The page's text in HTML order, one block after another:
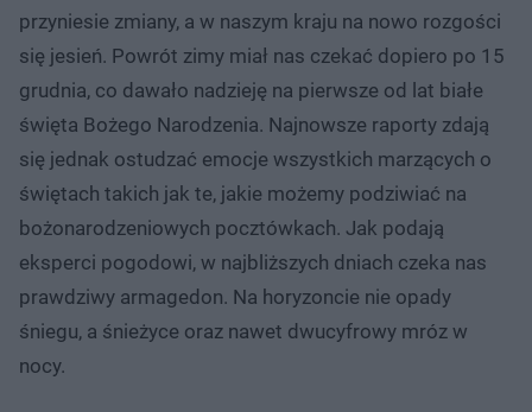
przyniesie zmiany, a w naszym kraju na nowo rozgości
się jesień. Powrót zimy miał nas czekać dopiero po 15
grudnia, co dawało nadzieję na pierwsze od lat białe
święta Bożego Narodzenia. Najnowsze raporty zdają
się jednak ostudzać emocje wszystkich marzących o
świętach takich jak te, jakie możemy podziwiać na
bożonarodzeniowych pocztówkach. Jak podają
eksperci pogodowi, w najbliższych dniach czeka nas
prawdziwy armagedon. Na horyzoncie nie opady
śniegu, a śnieżyce oraz nawet dwucyfrowy mróz w
nocy.